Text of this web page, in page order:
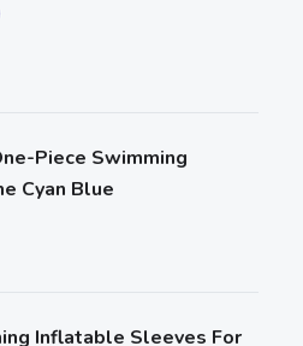
Piece Swimming
Cyan Blue
Inflatable Sleeves For